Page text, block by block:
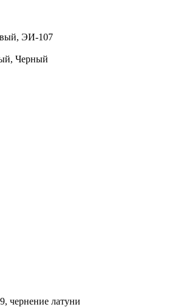
ЭИ-107
Черный
чернение латуни